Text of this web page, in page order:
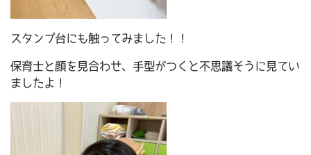
スタンプ台にも触ってみました！！
保育士と顔を見合わせ、手型がつくと不思議そうに見てい
ましたよ！